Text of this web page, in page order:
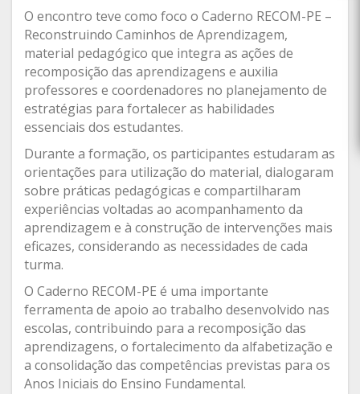
O encontro teve como foco o Caderno RECOM-PE –
Reconstruindo Caminhos de Aprendizagem,
material pedagógico que integra as ações de
recomposição das aprendizagens e auxilia
professores e coordenadores no planejamento de
estratégias para fortalecer as habilidades
essenciais dos estudantes.
Durante a formação, os participantes estudaram as
orientações para utilização do material, dialogaram
sobre práticas pedagógicas e compartilharam
experiências voltadas ao acompanhamento da
aprendizagem e à construção de intervenções mais
eficazes, considerando as necessidades de cada
turma.
O Caderno RECOM-PE é uma importante
ferramenta de apoio ao trabalho desenvolvido nas
escolas, contribuindo para a recomposição das
aprendizagens, o fortalecimento da alfabetização e
a consolidação das competências previstas para os
Anos Iniciais do Ensino Fundamental.